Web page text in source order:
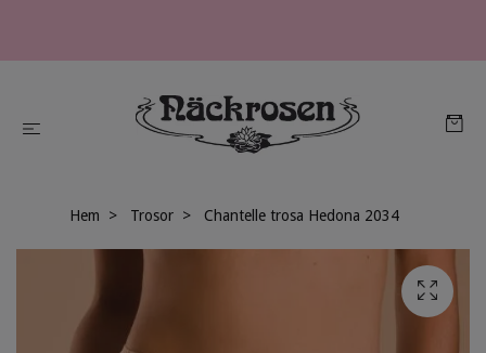
Hem Trosor Chantelle trosa Hedona 2034